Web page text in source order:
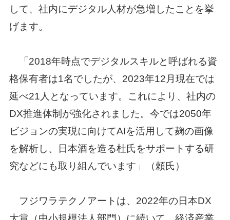
して、社内にデジタル人材が急増したことを挙
げます。
「2018年時点でデジタルスキルと呼ばれる資
格保有者は1名でしたが、2023年12月現在では
延べ21人となっています。これにより、社内の
DX推進体制が強化されました。今では2050年
ビジョンの実現に向けてAIを活用して麹の画像
を解析し、日本酒を造る杜氏をサポートする研
究などにも取り組んでいます」（頼氏）
フジワラテクノアートは、2022年の日本DX